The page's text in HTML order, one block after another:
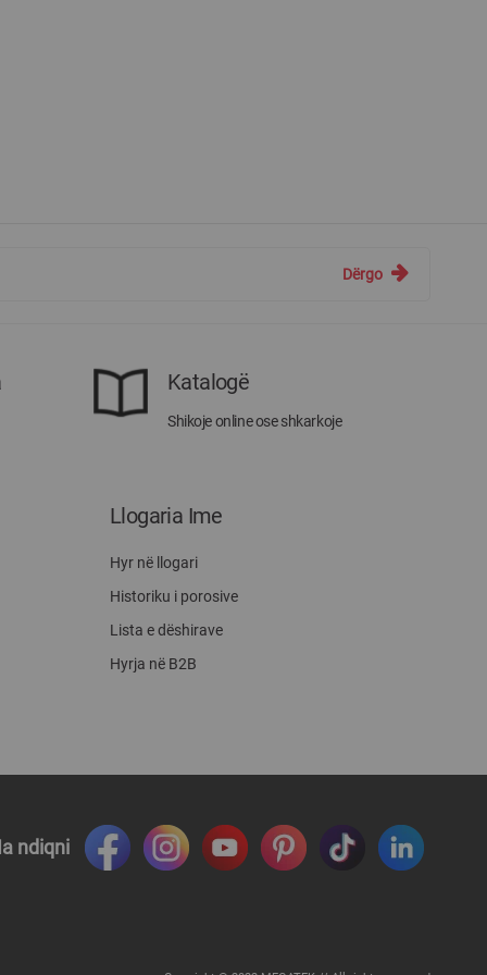
Dërgo
Katalogë
Shikoje online ose shkarkoje
Llogaria Ime
Hyr në llogari
Historiku i porosive
Lista e dëshirave
Hyrja në B2B
ndiqni